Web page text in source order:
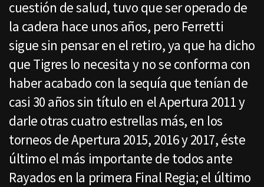
cuestión de salud, tuvo que ser operado de
la cadera hace unos años, pero Ferretti
sigue sin pensar en el retiro, ya que ha dicho
que Tigres lo necesita y no se conforma con
haber acabado con la sequía que tenían de
casi 30 años sin título en el Apertura 2011 y
darle otras cuatro estrellas más, en los
torneos de Apertura 2015, 2016 y 2017, éste
último el más importante de todos ante
Rayados en la primera Final Regia; el último